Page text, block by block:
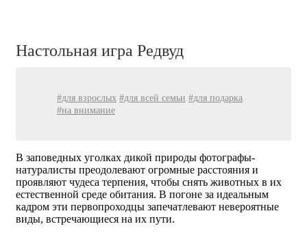
Настольная игра Редвуд
#для взрослых #для всей семьи #для подарка
#на внимание
В заповедных уголках дикой природы фотографы-
натуралисты преодолевают огромные расстояния и
проявляют чудеса терпения, чтобы снять животных в их
естественной среде обитания. В погоне за идеальным
кадром эти первопроходцы запечатлевают невероятные
виды, встречающиеся на их пути.